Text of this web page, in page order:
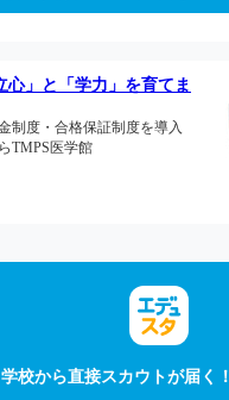
学校から直接スカウトが届く！